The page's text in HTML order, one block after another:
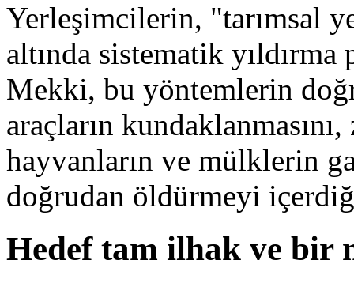
Yerleşimcilerin, "tarımsal
altında sistematik
Mekki, bu yöntemlerin
araçların
hayvanların ve mülklerin
doğrudan öldürmeyi
Hedef tam ilhak ve bir